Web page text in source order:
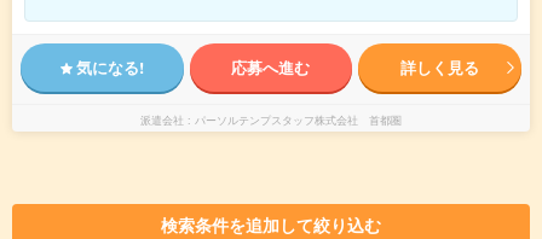
気になる! 応募へ進む 詳しく見る
派遣会社 パーソルテンプスタッフ株式会社 首都圏
検索条件を追加して絞り込む